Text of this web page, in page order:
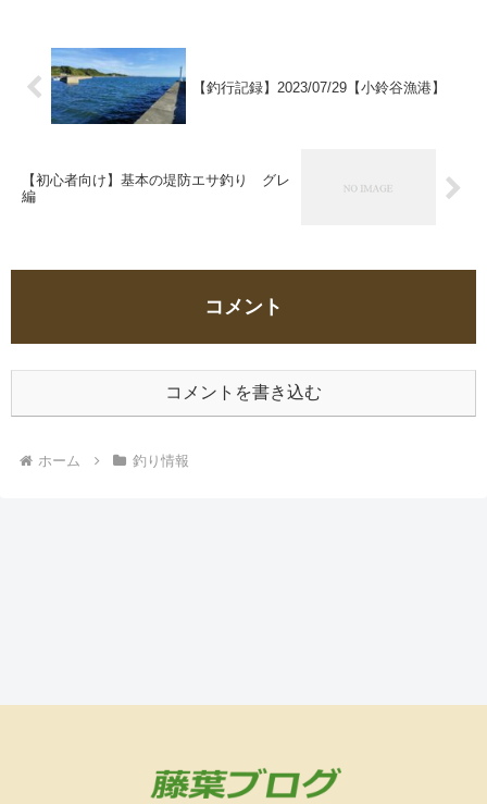
【釣行記録】2023/07/29【小鈴谷漁港】
【初心者向け】基本の堤防エサ釣り グレ
編
コメント
コメントを書き込む
ホーム 釣り情報